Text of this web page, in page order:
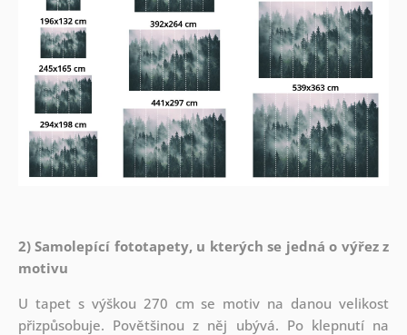
2) Samolepící fototapety, u kterých se jedná o výřez z
motivu
U tapet s výškou 270 cm se motiv na danou velikost
přizpůsobuje. Povětšinou z něj ubývá. Po klepnutí na